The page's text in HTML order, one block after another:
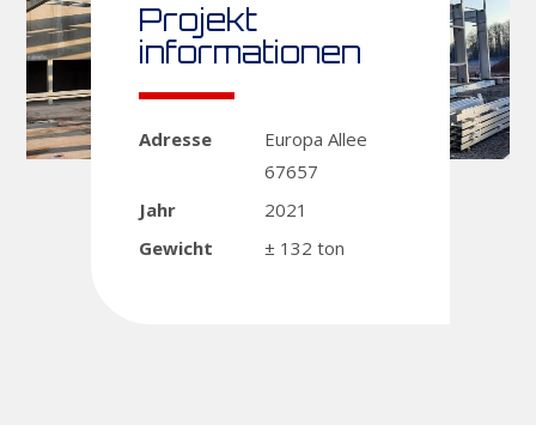
Projekt
informationen
Adresse
Europa Allee
67657
Jahr
2021
Gewicht
± 132 ton